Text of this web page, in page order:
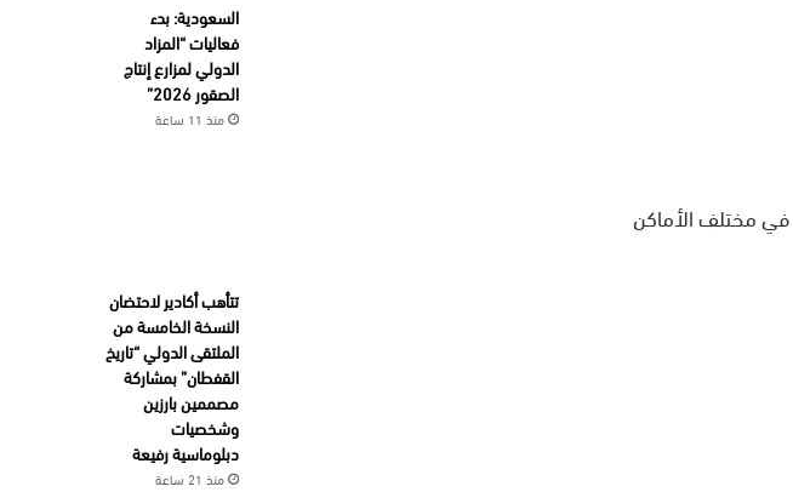
في مختلف الأماكن
السعودية: بدء
فعاليات “المزاد
الدولي لمزارع إنتاج
الصقور 2026”
منذ 11 ساعة
تتأهب أكادير لاحتضان
النسخة الخامسة من
الملتقى الدولي “تاريخ
القفطان” بمشاركة
مصممين بارزين
وشخصيات
دبلوماسية رفيعة
منذ 21 ساعة